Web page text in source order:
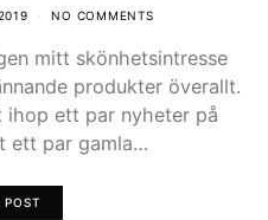
NO COMMENTS
mitt skönhetsintresse
produkter överallt.
ihop ett par nyheter på
ett par gamla…